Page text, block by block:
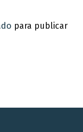
para publicar